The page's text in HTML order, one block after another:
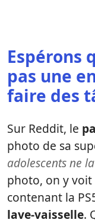
Espérons
pas une
faire des
Sur Reddit, le
photo de sa
adolescents ne
photo, on y voit
contenant la
lave-vaisselle.